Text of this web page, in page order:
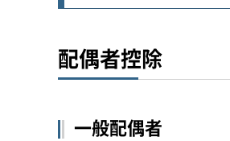
配偶者控除
一般配偶者